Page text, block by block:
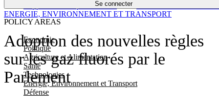
Se connecter
POLICY AREAS
Economie
Politique
Agriculture et Alimentation
Santé
Technologies
Energie, Environnement et Transport
Défense
Économie
Adoption des nouvelles règles
sur les gaz fluorés par le
Parlement
ENERGIE, ENVIRONNEMENT ET TRANSPORT